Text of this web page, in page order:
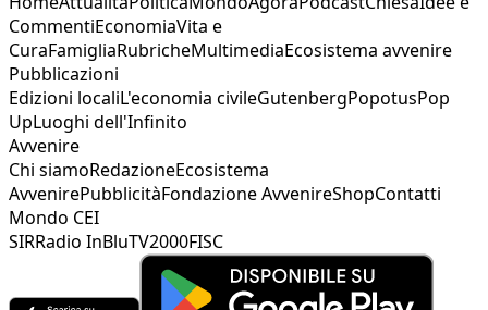
CommentiEconomiaVita e
CuraFamigliaRubricheMultimediaEcosistema avvenire
Pubblicazioni
Edizioni localiL'economia civileGutenbergPopotusPop
UpLuoghi dell'Infinito
Avvenire
Chi siamoRedazioneEcosistema
AvvenirePubblicitàFondazione AvvenireShopContatti
Mondo CEI
SIRRadio InBluTV2000FISC